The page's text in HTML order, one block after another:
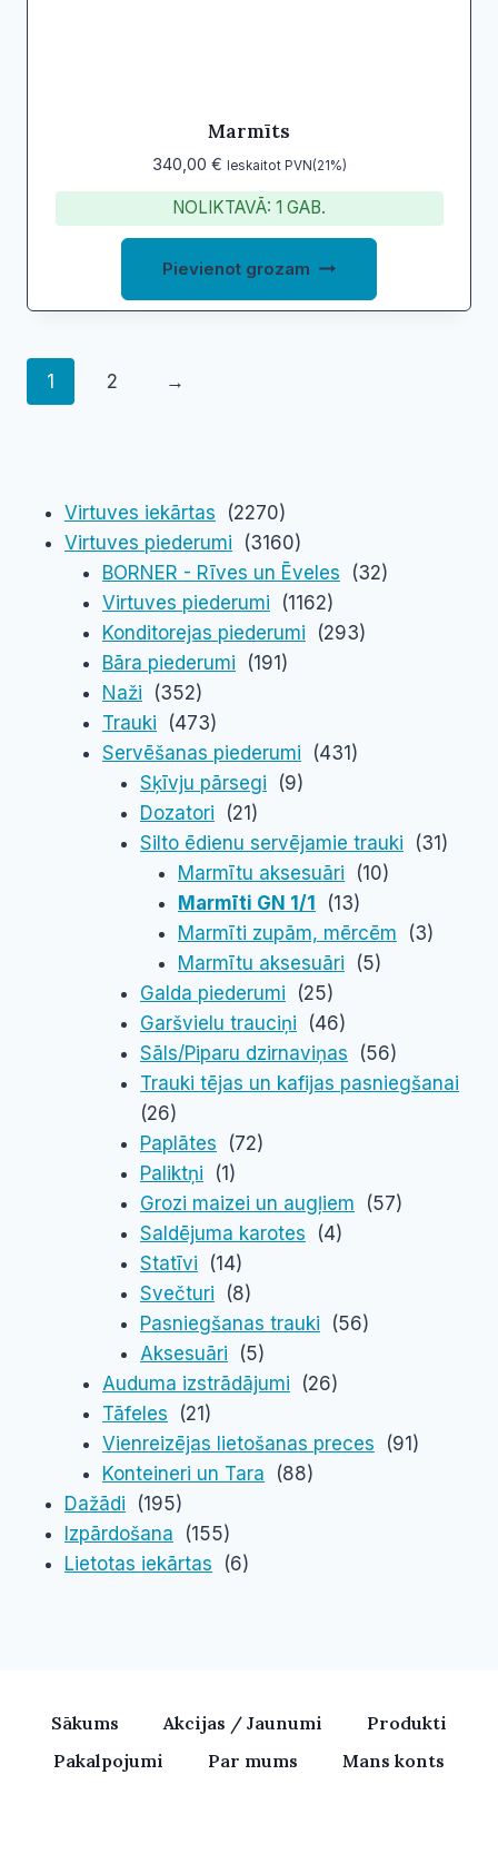
Marmīts
340,00 € Ieskaitot PVN(21%)
NOLIKTAVĀ: 1 GAB.
Pievienot grozam
1 2 →
Virtuves iekārtas
(2270)
Virtuves piederumi
(3160)
BORNER - Rīves un Ēveles
(32)
Virtuves piederumi
(1162)
Konditorejas piederumi
(293)
Bāra piederumi
(191)
Naži
(352)
Trauki
(473)
Servēšanas piederumi
(431)
Sķīvju pārsegi
(9)
Dozatori
(21)
Silto ēdienu servējamie trauki
(31)
Marmītu aksesuāri
(10)
Marmīti GN 1/1
(13)
Marmīti zupām, mērcēm
(3)
Marmītu aksesuāri
(5)
Galda piederumi
(25)
Garšvielu trauciņi
(46)
Sāls/Piparu dzirnaviņas
(56)
Trauki tējas un kafijas pasniegšanai
(26)
Paplātes
(72)
Paliktņi
(1)
Grozi maizei un augļiem
(57)
Saldējuma karotes
(4)
Statīvi
(14)
Svečturi
(8)
Pasniegšanas trauki
(56)
Aksesuāri
(5)
Auduma izstrādājumi
(26)
Tāfeles
(21)
Vienreizējas lietošanas preces
(91)
Konteineri un Tara
(88)
Dažādi
(195)
Izpārdošana
(155)
Lietotas iekārtas
(6)
Sākums Akcijas / Jaunumi
Produkti
Pakalpojumi
Par mums Mans konts